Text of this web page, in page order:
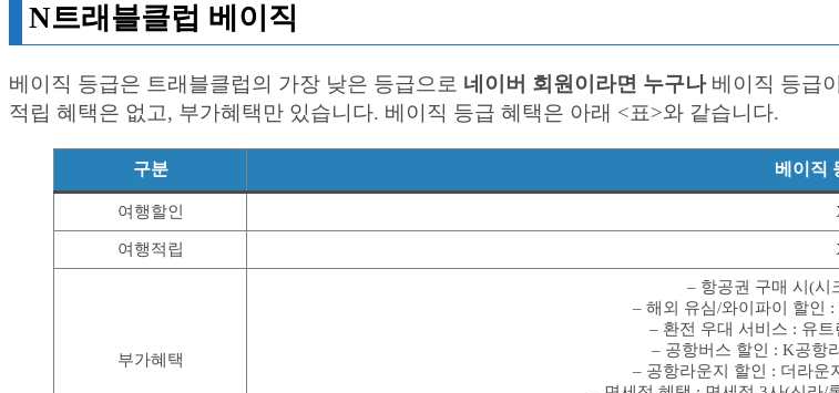
N트래블클럽 베이직
베이직 등급은 트래블클럽의 가장 낮은 등급으로 네이버 회원이라면 누구나베이직 등급
적립 혜택은 없고, 부가혜택만 있습니다. 베이직 등급 혜택은 아래 <표>와 같습니다.
구분 베이직
여행할인
여행적립
부가혜택
– 항공권 구매 시(시
– 해외 유심/와이파이 할인
– 환전 우대 서비스 : 유
– 공항버스 할인 : K공항
– 공항라운지 할인 : 더라운